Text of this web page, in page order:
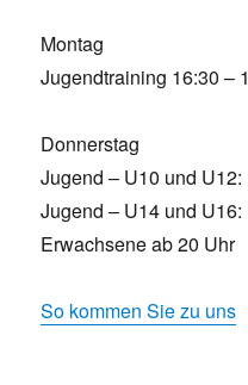
Montag
Jugendtraining 16:30 –
Donnerstag
Jugend – U10 und
Jugend – U14 und
Erwachsene ab 20 Uhr
So kommen Sie zu uns